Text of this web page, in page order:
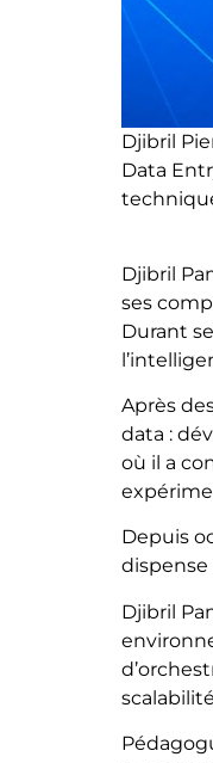
Djibril
Data
Djibril
ses
Durant
Après
data :
où il a
Depuis
dispense
Djibril